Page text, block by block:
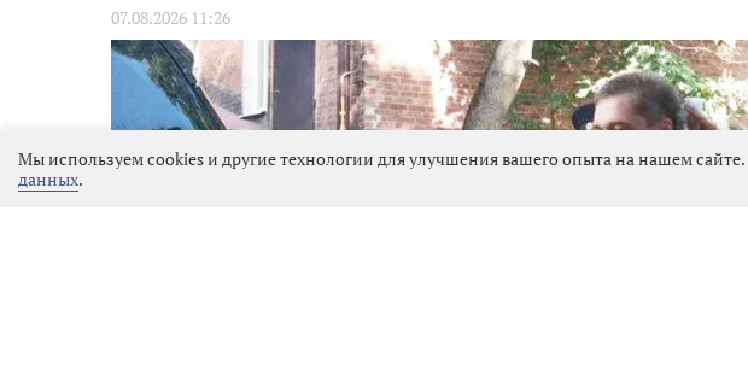
07.08.2026 11:26
Мы используем cookies и другие технологии для улучшения вашего опыта на нашем
данных.